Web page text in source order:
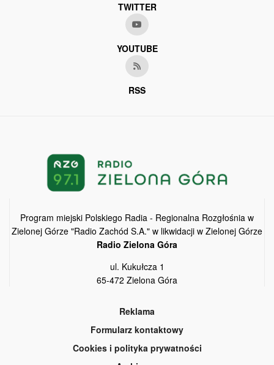
TWITTER
YOUTUBE
RSS
Program miejski Polskiego Radia - Regionalna Rozgłośnia w
Zielonej Górze "Radio Zachód S.A." w likwidacji w Zielonej Górze
Radio Zielona Góra
ul. Kukułcza 1
65-472 Zielona Góra
Reklama
Formularz kontaktowy
Cookies i polityka prywatności